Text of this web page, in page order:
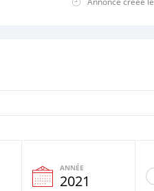
ANNÉE
2021